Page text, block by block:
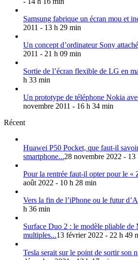
Samsung fabrique un écran mou et
2011 - 13 h 29 min
Un concept d’ordinateur Sony
2011 - 21 h 09 min
Sortie de l’écran flexible de LG en
h 33 min
Un prototype de téléphone Nokia
novembre 2011 - 16 h 34 min
Récent
Huawei P50 Pocket, que faut-il
smartphone...28 novembre 2022 - 13
Pour la rentrée faut-il opter pour le «
août 2022 - 10 h 28 min
Vers la fin de l’iPhone ou le futur
h 36 min
Surface Duo 2 : le modèle pliable de
multiples...13 février 2022 - 22 h 49
Tesla serait sur le point de sortir son